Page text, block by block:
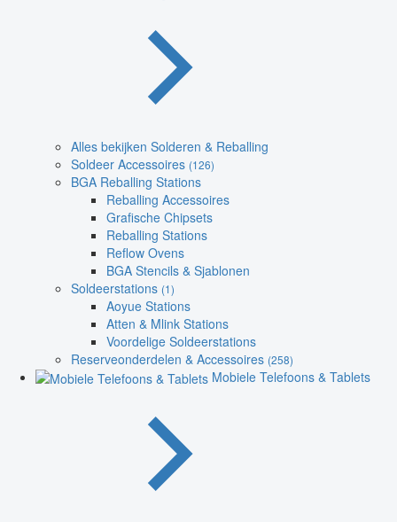
Alles bekijken Solderen & Reballing
Soldeer Accessoires (126)
BGA Reballing Stations
Reballing Accessoires
Grafische Chipsets
Reballing Stations
Reflow Ovens
BGA Stencils & Sjablonen
Soldeerstations (1)
Aoyue Stations
Atten & Mlink Stations
Voordelige Soldeerstations
Reserveonderdelen & Accessoires (258)
Mobiele Telefoons & Tablets